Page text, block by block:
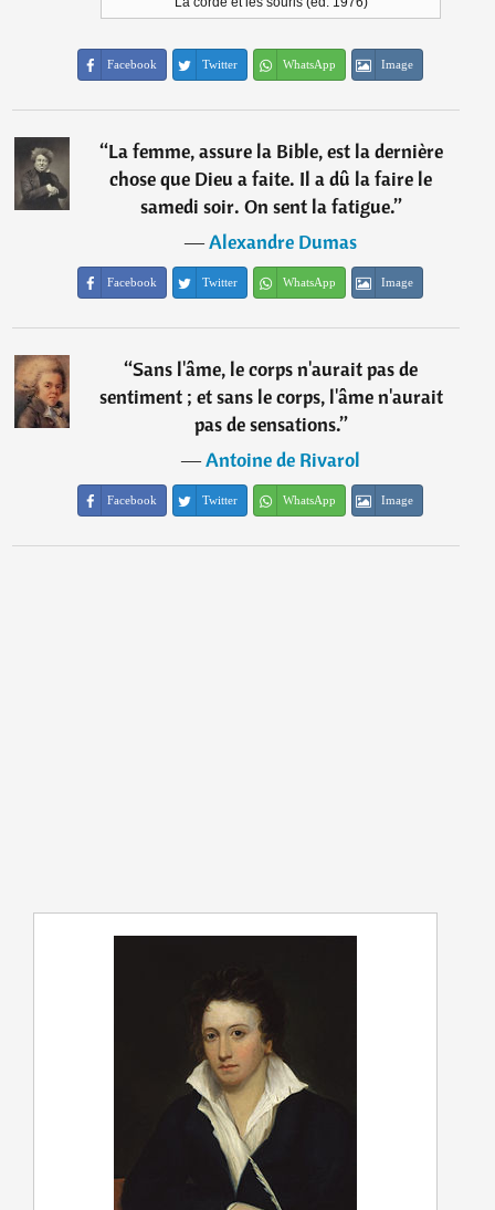
Facebook Twitter WhatsApp Image
“La femme, assure la Bible, est la dernière
chose que Dieu a faite. Il a dû la faire le
samedi soir. On sent la fatigue.”
―Alexandre Dumas
Facebook Twitter WhatsApp Image
“Sans l'âme, le corps n'aurait pas de
sentiment ; et sans le corps, l'âme n'aurait
pas de sensations.”
―Antoine de Rivarol
Facebook Twitter WhatsApp Image